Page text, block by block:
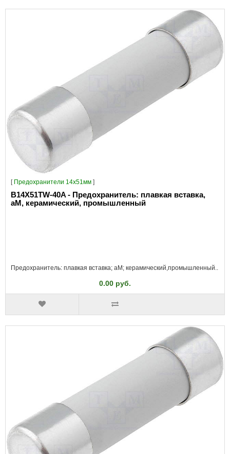
[ Предохранители 14x51мм ]
B14X51TW-40A - Предохранитель: плавкая вставка,
aM, керамический, промышленный
Предохранитель: плавкая вставка; aM; керамический,промышленный..
0.00 руб.